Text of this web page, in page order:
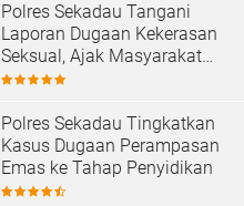
Polres Sekadau Tangani
Laporan Dugaan Kekerasan
Seksual, Ajak Masyarakat
Jaga Ruang Digital
Polres Sekadau Tingkatkan
Kasus Dugaan Perampasan
Emas ke Tahap Penyidikan